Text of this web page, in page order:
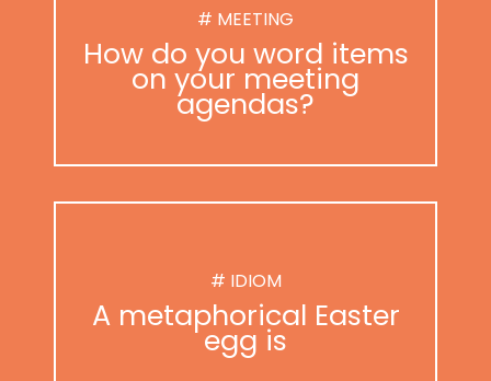
# MEETING
How do you word items
on your meeting
agendas?
# IDIOM
A metaphorical Easter
egg is